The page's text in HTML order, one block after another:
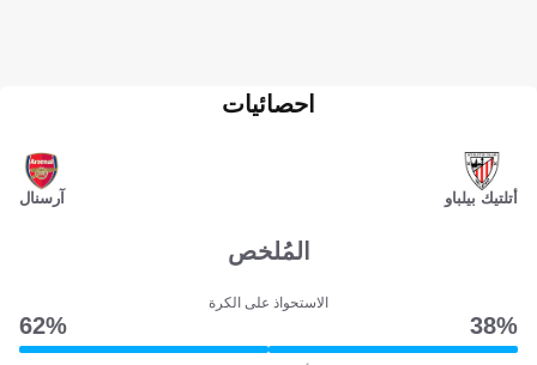
أتلتيك بيلباو
احصائيات
آرسنال
المُلخص
الاستحواذ على الكرة
38‎%‎
62‎%‎